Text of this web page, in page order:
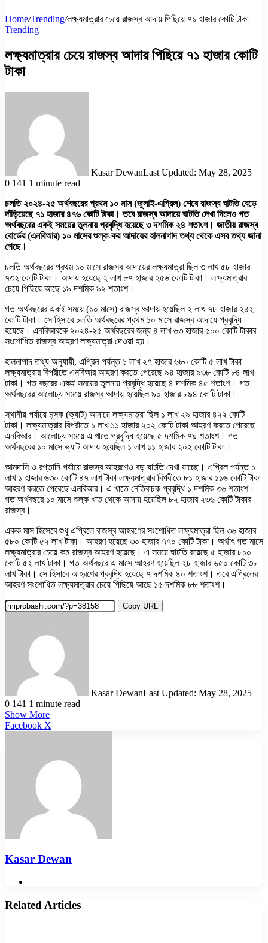
Home/Trending/লক্ষ্যমাত্রার চেয়ে রাজস্ব আদায় পিছিয়ে ৭১ হাজার কোটি টাকা
Trending
লক্ষ্যমাত্রার চেয়ে রাজস্ব আদায় পিছিয়ে ৭১ হাজার কোটি
টাকা
Kasar DewanLast Updated: May 28, 2025
0 141 1 minute read
চলতি ২০২৪-২৫ অর্থবছরের প্রথম ১০ মাস (জুলাই-এপ্রিল) শেষে রাজস্ব ঘাটতি বেড়ে
দাঁড়িয়েছে ৭১ হাজার ৪৭৬ কোটি টাকা। তবে রাজস্ব আদায়ে ঘাটতি দেখা দিলেও গত
অর্থবছরের একই সময়ের তুলনায় প্রবৃদ্ধি হয়েছে ৩ দশমিক ২৪ শতাংশ। জাতীয় রাজস্ব
বোর্ডের (এনবিআর) ১০ মাসের শুল্ক-কর আদায়ের হালনাগাদ তথ্য থেকে এসব তথ্য জানা
গেছে।
চলতি অর্থবছরের প্রথম ১০ মাসে রাজস্ব আদায়ের লক্ষ্যমাত্রা ছিল ৩ লাখ ৫৮ হাজার
৭৩২ কোটি টাকা। আদায় হয়েছে ২ লাখ ৮৭ হাজার ২৫৬ কোটি টাকা। লক্ষ্যমাত্রার
চেয়ে পিছিয়ে আছে ১৯ দশমিক ৯২ শতাংশ।
গত অর্থবছরের একই সময়ে (১০ মাসে) রাজস্ব আদায় হয়েছিল ২ লাখ ৭৮ হাজার ২৪২
কোটি টাকা। সে হিসাবে চলতি অর্থবছরের প্রথম ১০ মাসে রাজস্ব আদায়ে প্রবৃদ্ধি
হয়েছে। এনবিআরকে ২০২৪-২৫ অর্থবছরের জন্য ৪ লাখ ৬৩ হাজার ৫০০ কোটি টাকার
সংশোধিত রাজস্ব আহরণ লক্ষ্যমাত্রা দেওয়া হয়।
হালনাগাদ তথ্য অনুযায়ী, এপ্রিল পর্যন্ত ১ লাখ ২৭ হাজার ৬৮০ কোটি ৫ লাখ টাকা
লক্ষ্যমাত্রার বিপরীতে এনবিআর আহরণ করতে পেরেছে ৯৪ হাজার ৯৩৮ কোটি ৮৪ লাখ
টাকা। গত বছরের একই সময়ের তুলনায় প্রবৃদ্ধি হয়েছে ৪ দশমিক ৪৫ শতাংশ। গত
অর্থবছরের আলোচ্য সময়ে রাজস্ব আদায় হয়েছিল ৯০ হাজার ৮৯৪ কোটি টাকা।
স্থানীয় পর্যায়ে মূসক (ভ্যাট) আদায়ে লক্ষ্যমাত্রা ছিল ১ লাখ ২৯ হাজার ৪২২ কোটি
টাকা। লক্ষ্যমাত্রার বিপরীতে ১ লাখ ১১ হাজার ২০২ কোটি টাকা আহরণ করতে পেরেছে
এনবিআর। আলোচ্য সময়ে এ খাতে প্রবৃদ্ধি হয়েছে ৫ দশমিক ৭৯ শতাংশ। গত
অর্থবছরের ১০ মাসে ভ্যাট আদায় হয়েছিল ১ লাখ ১১ হাজার ২০২ কোটি টাকা।
আমদানি ও রপ্তানি পর্যায়ে রাজস্ব আহরণেও বড় ঘাটতি দেখা যাচ্ছে। এপ্রিল পর্যন্ত ১
লাখ ১ হাজার ৬৩০ কোটি ৪৭ লাখ টাকা লক্ষ্যমাত্রার বিপরীতে ৮১ হাজার ১১৬ কোটি টাকা
আহরণ করতে পেরেছে এনবিআর। এ খাতে নেতিবাচক প্রবৃদ্ধি ১ দশমিক ৩৬ শতাংশ।
গত অর্থবছরে ১০ মাসে শুল্ক খাত থেকে আদায় হয়েছিল ৮২ হাজার ২৩৬ কোটি টাকার
রাজস্ব।
একক মাস হিসেবে শুধু এপ্রিলে রাজস্ব আহরণের সংশোধিত লক্ষ্যমাত্রা ছিল ৩৬ হাজার
৫৮০ কোটি ৫২ লাখ টাকা। আহরণ হয়েছে ৩০ হাজার ৭৭০ কোটি টাকা। অর্থাৎ গত মাসে
লক্ষ্যমাত্রার চেয়ে কম রাজস্ব আহরণ হয়েছে। এ সময়ে ঘাটতি রয়েছে ৫ হাজার ৮১০
কোটি ৫২ লাখ টাকা। গত অর্থবছরে এ মাসে আহরণ হয়েছিল ২৮ হাজার ৬৫০ কোটি ৩৮
লাখ টাকা। সে হিসাবে আহরণের প্রবৃদ্ধি হয়েছে ৭ দশমিক ৪০ শতাংশ। তবে এপ্রিলের
আহরণ সংশোধিত লক্ষ্যমাত্রার চেয়ে পিছিয়ে আছে ১৫ দশমিক ৮৮ শতাংশ।
Copy URL
Kasar DewanLast Updated: May 28, 2025
0 141 1 minute read
Show More
Facebook X
Kasar Dewan
Related Articles